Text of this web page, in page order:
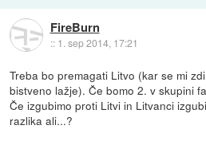
FireBurn
:: 1. sep 2014, 17:21
Treba bo premagati Litvo (kar se mi
bistveno lažje). Če bomo 2. v skupini
Če izgubimo proti Litvi in Litvanci
razlika ali...?